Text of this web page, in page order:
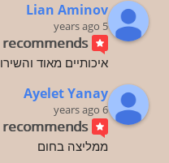
Lian Aminov
5 years ago
recommends
איכותיים מאוד
Ayelet Yanay
6 years ago
recommends
ממליצה בחום